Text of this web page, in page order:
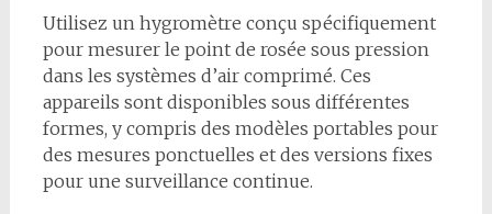
Utilisez un hygromètre conçu spécifiquement
pour mesurer le point de rosée sous pression
dans les systèmes d’air comprimé. Ces
appareils sont disponibles sous différentes
formes, y compris des modèles portables pour
des mesures ponctuelles et des versions fixes
pour une surveillance continue.